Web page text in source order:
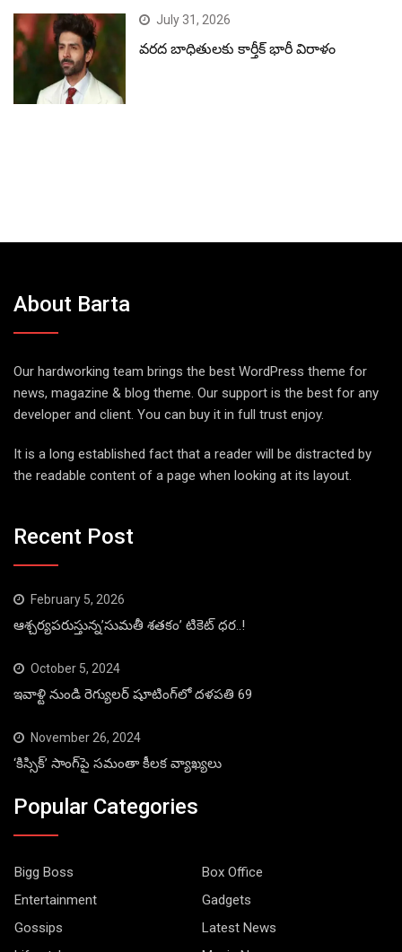
July 31, 2026
వరద బాధితులకు కార్తీక్ భారీ విరాళం
About Barta
Our hardworking team brings the best WordPress theme for
news, magazine & blog theme. Our support is the best for any
developer and client. You can buy it in full trust enjoy.
It is a long established fact that a reader will be distracted by
the readable content of a page when looking at its layout.
Recent Post
February 5, 2026
ఆశ్చర్యపరుస్తున్న’సుమతీ శతకం’ టికెట్ ధర..!
October 5, 2024
ఇవాళ్టి నుండి రెగ్యులర్ షూటింగ్‌లో దళపతి 69
November 26, 2024
‘కిస్సిక్’ సాంగ్‌పై సమంతా కీలక వ్యాఖ్యలు
Popular Categories
Bigg Boss
Box Office
Entertainment
Gadgets
Gossips
Latest News